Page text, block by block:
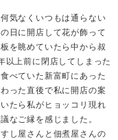
気なくいつもは通らない
日に開店して花が飾って
を眺めていたら中から叔
以上前に閉店してしまった
べていた新富町にあった
った直後で私に開店の案
たら私がヒョッコリ現れ
なご縁を感じました。
し屋さんと佃煮屋さんの